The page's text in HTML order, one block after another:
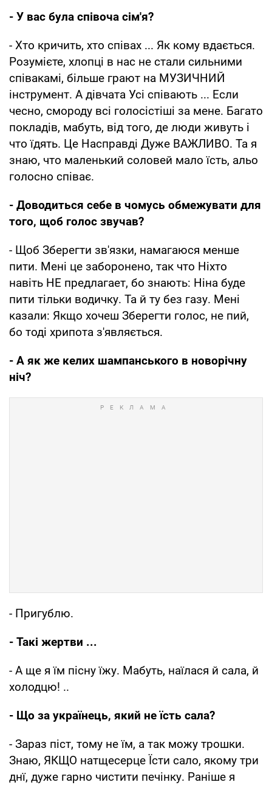
- У вас була співоча сім'я?
- Хто кричить, хто спiвах ... Як кому вдається.
Розумiєте, хлопцi в нас не стали сильними
спiвакамі, бiльше грают на МУЗИЧНИЙ
iнструмент. А дiвчата Усi спiвають ... Если
чесно, смороду всi голосістiшi за мене. Багато
покладів, мабуть, вiд того, де люди живуть i
что їдять. Це Насправдi Дуже ВАЖЛИВО. Та я
знаю, что маленький соловей мало їсть, альо
голосно спiває.
- Доводиться себе в чомусь обмежувати для
того, щоб голос звучав?
- Щоб Зберегти зв'язки, намагаюся менше
пити. Менi це заборонено, так что Нiхто
навiть НЕ предлагает, бо знають: Нiна буде
пити тiльки водичку. Та й ту без газу. Менi
казали: Якщо хочеш Зберегти голос, не пий,
бо тодi хрипота з'являється.
- А як же келих шампанського в новорічну
ніч?
- Пригублю.
- Такі жертви ...
- А ще я їм пiсну їжу. Мабуть, наїлася й сала, й
холодцю! ..
- Що за українець, який не їсть сала?
- Зараз піст, тому не їм, а так можу трошки.
Знаю, ЯКЩО натщесерце Їсти сало, якому три
днї, дуже гарно чистити печiнку. Ранiше я